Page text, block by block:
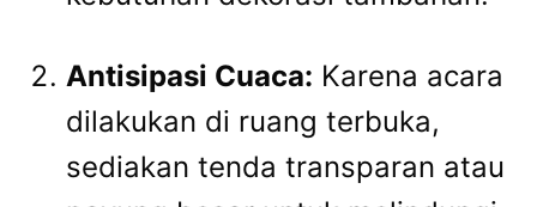
Antisipasi Cuaca: Karena acara
dilakukan di ruang terbuka,
sediakan tenda transparan atau